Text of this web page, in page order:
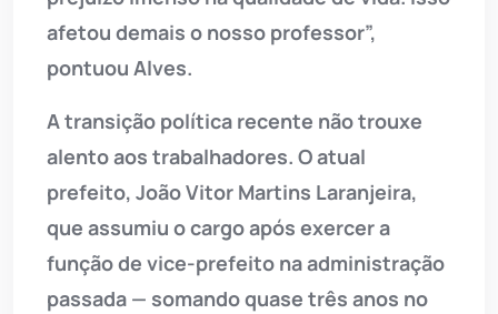
afetou demais o nosso professor”,
pontuou Alves.
A transição política recente não trouxe
alento aos trabalhadores. O atual
prefeito, João Vitor Martins Laranjeira,
que assumiu o cargo após exercer a
função de vice-prefeito na administração
passada — somando quase três anos no